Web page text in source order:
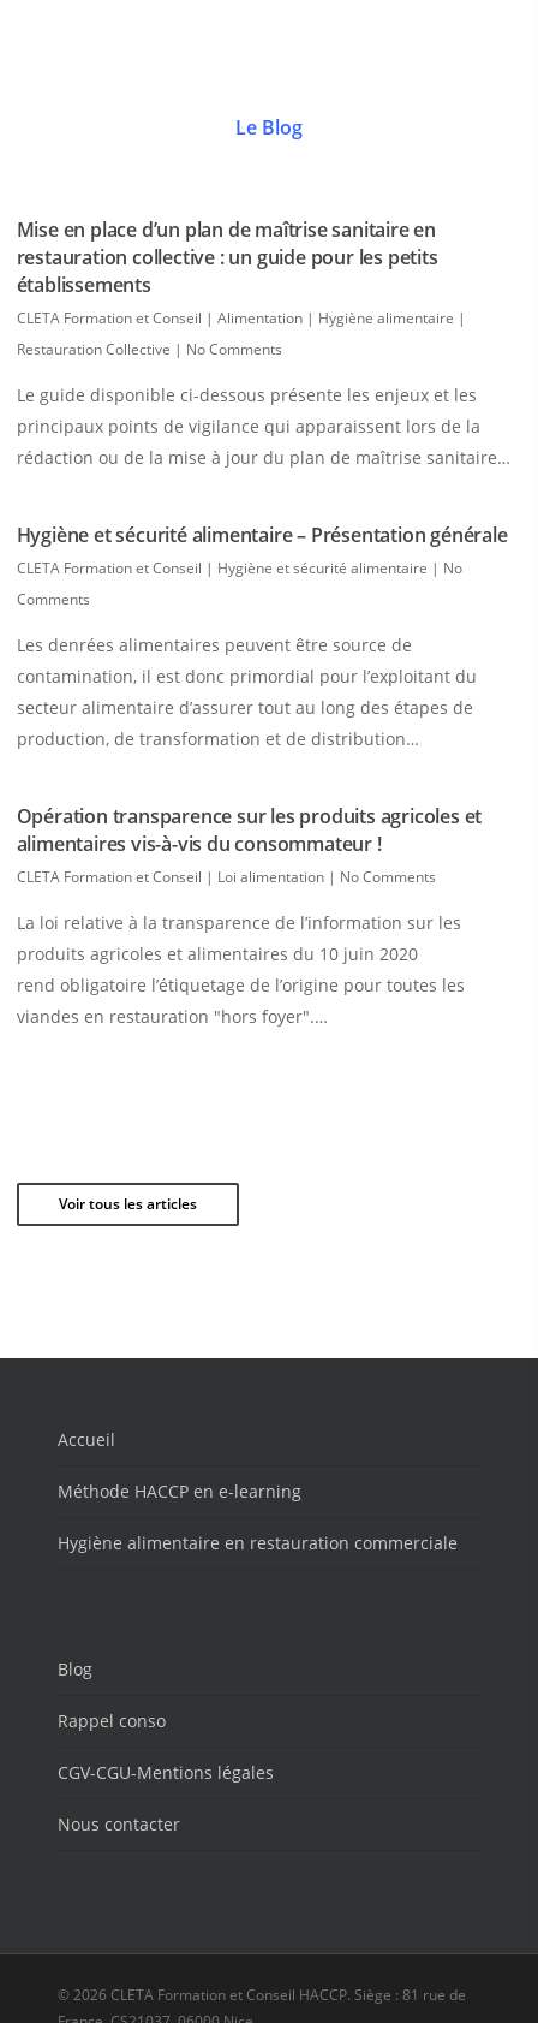
Le Blog
Mise en place d’un plan de maîtrise sanitaire en
restauration collective : un guide pour les petits
établissements
CLETA Formation et Conseil | Alimentation | Hygiène alimentaire |
Restauration Collective | No Comments
Le guide disponible ci-dessous présente les enjeux et les
principaux points de vigilance qui apparaissent lors de la
rédaction ou de la mise à jour du plan de maîtrise sanitaire…
Hygiène et sécurité alimentaire – Présentation générale
CLETA Formation et Conseil | Hygiène et sécurité alimentaire | No
Comments
Les denrées alimentaires peuvent être source de
contamination, il est donc primordial pour l’exploitant du
secteur alimentaire d’assurer tout au long des étapes de
production, de transformation et de distribution…
Opération transparence sur les produits agricoles et
alimentaires vis-à-vis du consommateur !
CLETA Formation et Conseil | Loi alimentation | No Comments
La loi relative à la transparence de l’information sur les
produits agricoles et alimentaires du 10 juin 2020
rend obligatoire l’étiquetage de l’origine pour toutes les
viandes en restauration "hors foyer".…
Voir tous les articles
Accueil
Méthode HACCP en e-learning
Hygiène alimentaire en restauration commerciale
Blog
Rappel conso
CGV-CGU-Mentions légales
Nous contacter
© 2026 CLETA Formation et Conseil HACCP. Siège : 81 rue de